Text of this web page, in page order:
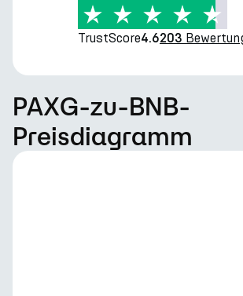
TrustScore4.6203
PAXG-zu-BNB-
Preisdiagramm